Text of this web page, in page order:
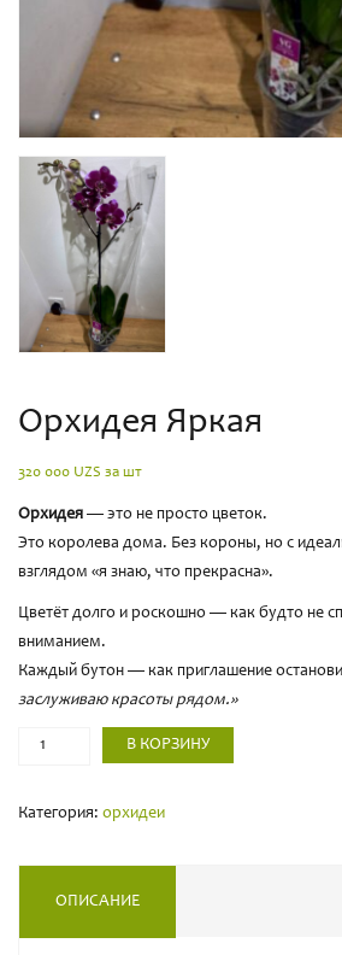
Орхидея Яркая
320 000 UZS за шт
Орхидея — это не просто цветок.
Это королева дома. Без короны, но с
взглядом «я знаю, что прекрасна».
Цветёт долго и роскошно — как будто не
вниманием.
Каждый бутон — как приглашение
заслуживаю красоты рядом.»
Кол-
В КОРЗИНУ
Категория: орхидеи
ОПИСАНИЕ